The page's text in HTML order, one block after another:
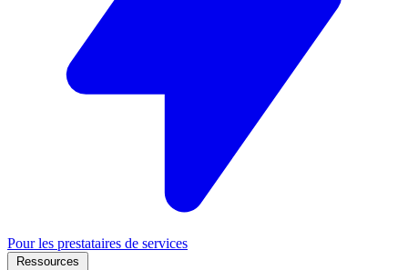
Pour les prestataires de services